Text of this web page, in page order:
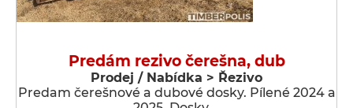
Predám rezivo čerešna, dub
Prodej / Nabídka > Řezivo
Predam čerešnové a dubové dosky. Pílené 2024 a